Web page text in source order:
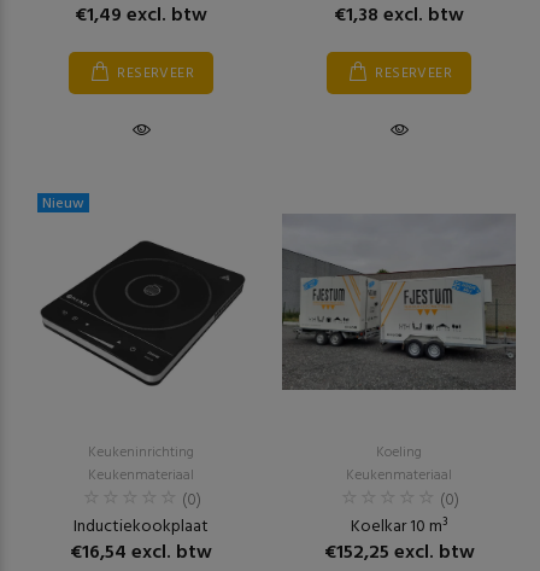
€1,49 excl. btw
RESERVEER
€1,38 excl. btw
RESERVEER
Nieuw
Keukeninrichting
Keukenmateriaal
(0)
Inductiekookplaat
€16,54 excl. btw
Koeling
Keukenmateriaal
(0)
Koelkar 10 m³
€152,25 excl. btw